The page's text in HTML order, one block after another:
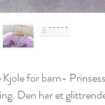
for barn-
Den har et